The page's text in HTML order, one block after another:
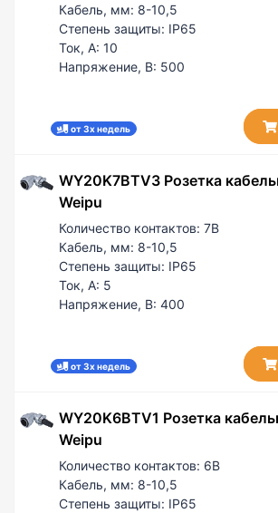
Кабель, мм: 8-10,5
Степень защиты: IP65
Ток, А:10
Напряжение, В: 500
от 3х недель
WY20K7BTV3 Розетка
Weipu
Количество контактов: 7B
Кабель, мм: 8-10,5
Степень защиты: IP65
Ток, А: 5
Напряжение, В: 400
от 3х недель
WY20K6BTV1 Розетка
Weipu
Количество контактов: 6B
Кабель, мм: 8-10,5
Степень защиты: IP65